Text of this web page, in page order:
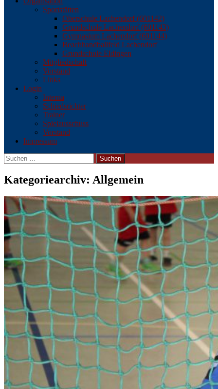
Sportstätten
Oberschule Lachendorf (601142)
Grundschule Lachendorf (601143)
Gymnasium Lachendorf (601144)
Beachhandballfeld Lachendorf
Grundschule Eldingen
Mitgliedschaft
Vorstand
Links
Login
Interna
Schiedsrichter
Trainer
Spielausschuss
Vorstand
Impressum
Suchen
nach:
Kategoriearchiv: Allgemein